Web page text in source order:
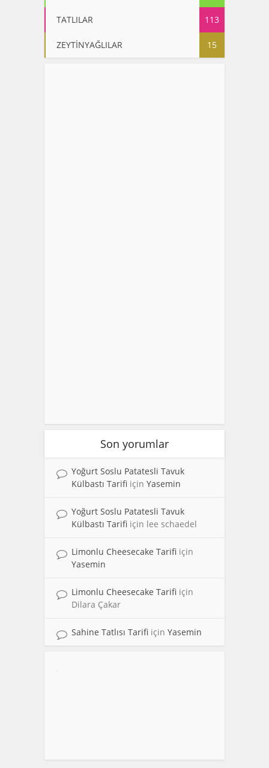
TATLILAR 113
ZEYTİNYAĞLILAR 15
Son yorumlar
Yoğurt Soslu Patatesli Tavuk
Külbastı Tarifi için Yasemin
Yoğurt Soslu Patatesli Tavuk
Külbastı Tarifi için lee schaedel
Limonlu Cheesecake Tarifi için
Yasemin
Limonlu Cheesecake Tarifi için
Dilara Çakar
Sahine Tatlısı Tarifi için Yasemin